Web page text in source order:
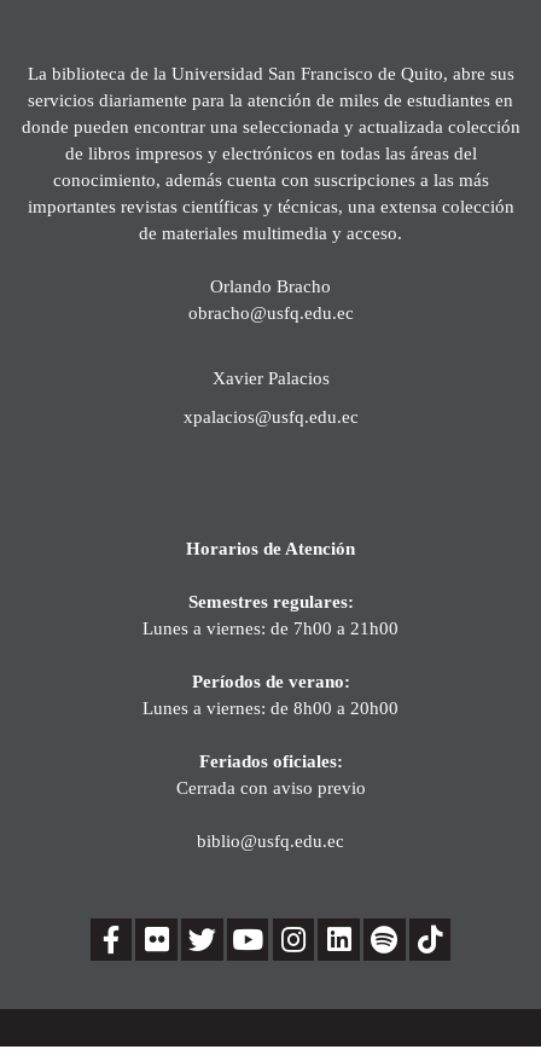
La biblioteca de la Universidad San Francisco de Quito, abre sus
servicios diariamente para la atención de miles de estudiantes en
donde pueden encontrar una seleccionada y actualizada colección
de libros impresos y electrónicos en todas las áreas del
conocimiento, además cuenta con suscripciones a las más
importantes revistas científicas y técnicas, una extensa colección
de materiales multimedia y acceso.
Orlando Bracho
obracho@usfq.edu.ec
Xavier Palacios
xpalacios@usfq.edu.ec
Horarios de Atención
Semestres regulares:
Lunes a viernes: de 7h00 a 21h00
Períodos de verano:
Lunes a viernes: de 8h00 a 20h00
Feriados oficiales:
Cerrada con aviso previo
biblio@usfq.edu.ec